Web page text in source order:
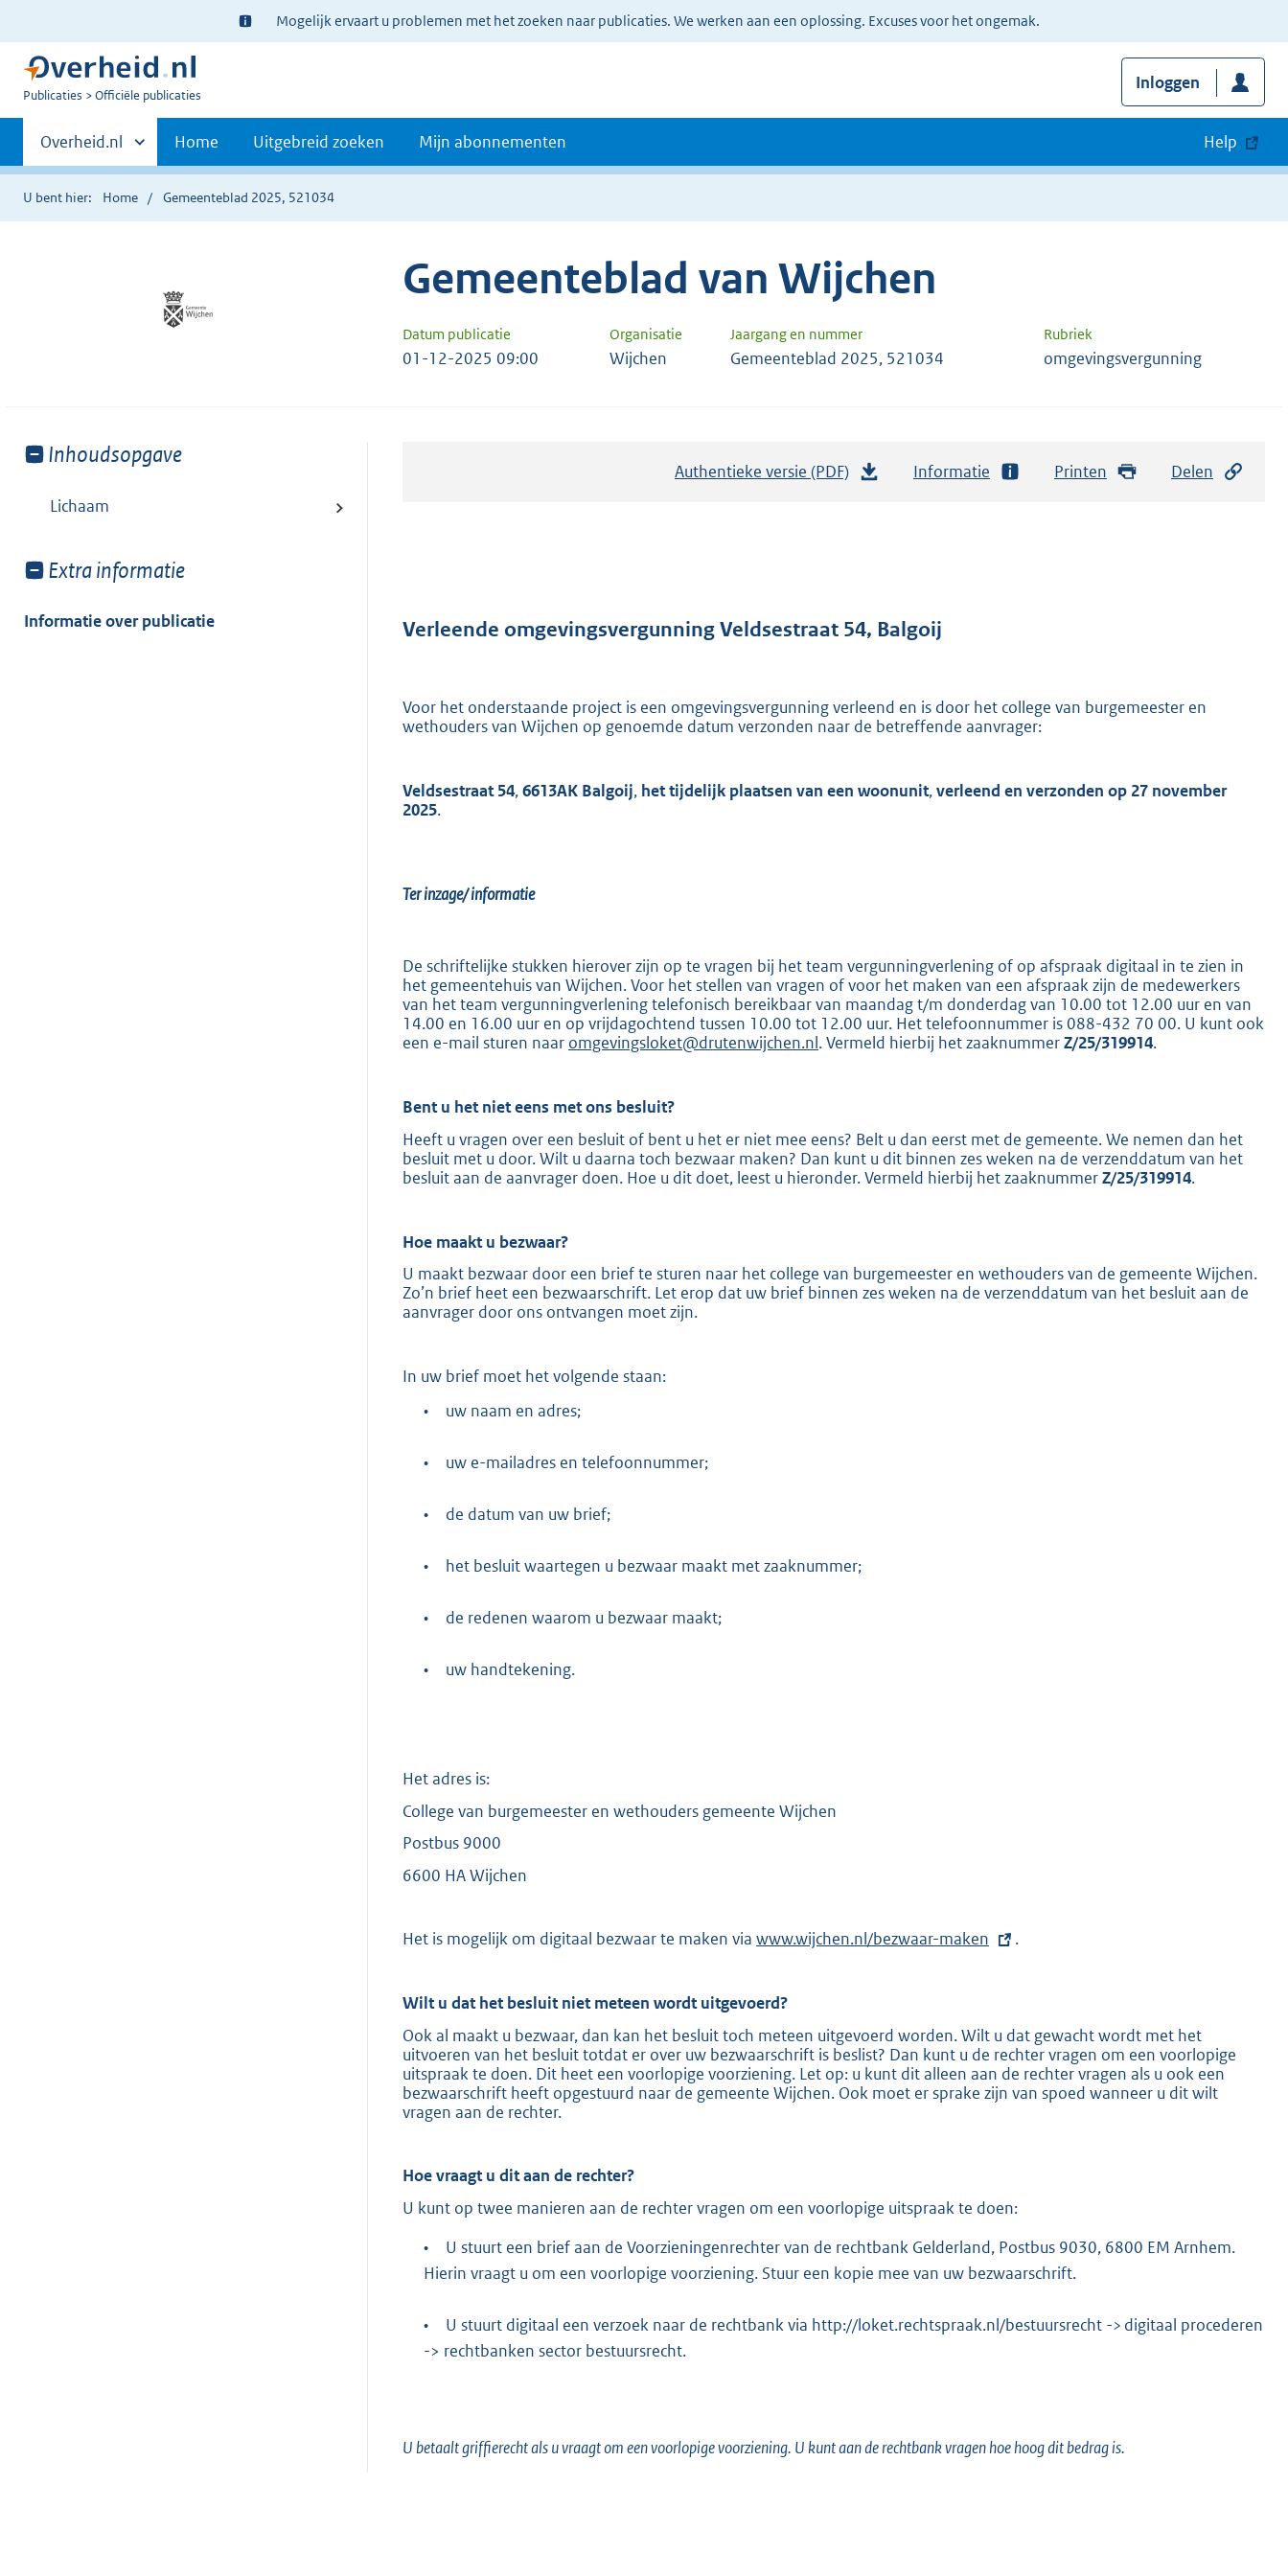
Ter
informatie:
Mogelijk ervaart u problemen met het zoeken naar publicaties. We werken aan een oplossing. Excuses voor het ongemak.
U
Publicaties Officiële publicaties
Inloggen
Primaire
navigatie
Andere
sites
binnen
Overheid.nl Home Uitgebreid zoeken Mijn abonnementen Help
U bent hier: Home Gemeenteblad 2025, 521034
Gemeenteblad van Wijchen
Datum publicatie Organisatie Jaargang en nummer Rubriek
01-12-2025 09:00 Wijchen Gemeenteblad 2025, 521034 omgevingsvergunning
Toon
van:
Inhoudsopgave
Lichaam
Toon
van:
Extra informatie
Informatie over publicatie
Authentieke versie (PDF)
d
r
o
K
b
Informatie Printen Delen
Verleende omgevingsvergunning Veldsestraat 54, Balgoij
Voor het onderstaande project is een omgevingsvergunning verleend en is door het college van burgemeester en
wethouders van Wijchen op genoemde datum verzonden naar de betreffende aanvrager:
Veldsestraat 54,6613AK Balgoij, het tijdelijk plaatsen van een woonunit,verleend en verzonden op 27 november
2025.
Ter inzage/ informatie
De schriftelijke stukken hierover zijn op te vragen bij het team vergunningverlening of op afspraak digitaal in te zien in
het gemeentehuis van Wijchen. Voor het stellen van vragen of voor het maken van een afspraak zijn de medewerkers
van het team vergunningverlening telefonisch bereikbaar van maandag t/m donderdag van 10.00 tot 12.00 uur en van
14.00 en 16.00 uur en op vrijdagochtend tussen 10.00 tot 12.00 uur. Het telefoonnummer is 088-432 70 00. U kunt ook
een e-mail sturen naar omgevingsloket@drutenwijchen.nl. Vermeld hierbij het zaaknummerZ/25/319914.
Bent u het niet eens met ons besluit?
Heeft u vragen over een besluit of bent u het er niet mee eens? Belt u dan eerst met de gemeente. We nemen dan het
besluit met u door. Wilt u daarna toch bezwaar maken? Dan kunt u dit binnen zes weken na de verzenddatum van het
besluit aan de aanvrager doen. Hoe u dit doet, leest u hieronder. Vermeld hierbij het zaaknummerZ/25/319914.
Hoe maakt u bezwaar?
U maakt bezwaar door een brief te sturen naar het college van burgemeester en wethouders van de gemeente Wijchen.
Zo’n brief heet een bezwaarschrift. Let erop dat uw brief binnen zes weken na de verzenddatum van het besluit aan de
aanvrager door ons ontvangen moet zijn.
In uw brief moet het volgende staan:
•
uw naam en adres;
• uw e-mailadres en telefoonnummer;
• de datum van uw brief;
• het besluit waartegen u bezwaar maakt met zaaknummer;
• de redenen waarom u bezwaar maakt;
• uw handtekening.
Het adres is:
College van burgemeester en wethouders gemeente Wijchen
Postbus 9000
6600 HA Wijchen
Het is mogelijk om digitaal bezwaar te maken via E
e
r
n
e
l
i
www.wijchen.nl/bezwaar-maken .
Wilt u dat het besluit niet meteen wordt uitgevoerd?
Ook al maakt u bezwaar, dan kan het besluit toch meteen uitgevoerd worden. Wilt u dat gewacht wordt met het
uitvoeren van het besluit totdat er over uw bezwaarschrift is beslist? Dan kunt u de rechter vragen om een voorlopige
uitspraak te doen. Dit heet een voorlopige voorziening. Let op: u kunt dit alleen aan de rechter vragen als u ook een
bezwaarschrift heeft opgestuurd naar de gemeente Wijchen. Ook moet er sprake zijn van spoed wanneer u dit wilt
vragen aan de rechter.
Hoe vraagt u dit aan de rechter?
U kunt op twee manieren aan de rechter vragen om een voorlopige uitspraak te doen:
•
U stuurt een brief aan de Voorzieningenrechter van de rechtbank Gelderland, Postbus 9030, 6800 EM Arnhem.
Hierin vraagt u om een voorlopige voorziening. Stuur een kopie mee van uw bezwaarschrift.
• U stuurt digitaal een verzoek naar de rechtbank via http://loket.rechtspraak.nl/bestuursrecht -> digitaal procederen
-> rechtbanken sector bestuursrecht.
U betaalt griffierecht als u vraagt om een voorlopige voorziening. U kunt aan de rechtbank vragen hoe hoog dit bedrag is.